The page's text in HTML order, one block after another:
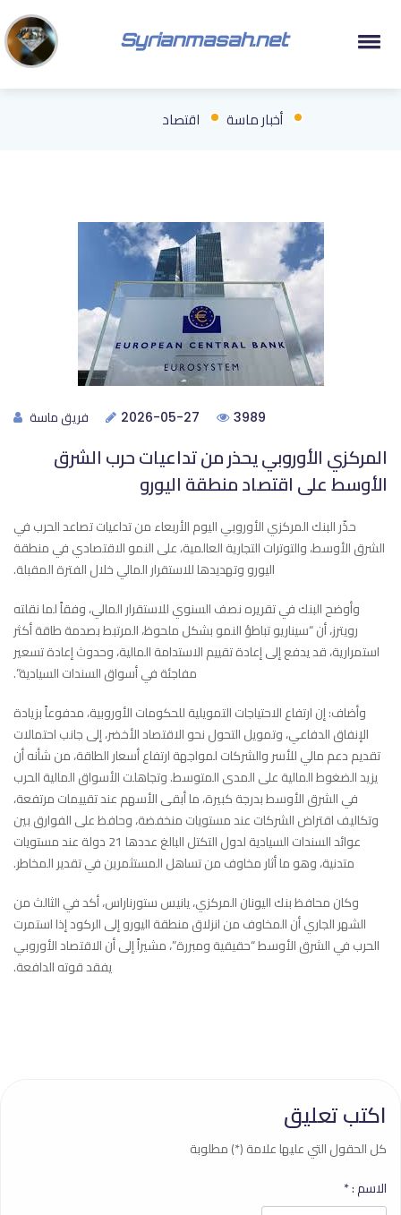
Syrianmasah.net
أخبار ماسة اقتصاد
فريق ماسة 2026-05-27 3989
المركزي الأوروبي يحذر من تداعيات حرب الشرق
الأوسط على اقتصاد منطقة اليورو
حذّر البنك المركزي الأوروبي اليوم الأربعاء من تداعيات تصاعد الحرب في
الشرق الأوسط، والتوترات التجارية العالمية، ‏على النمو الاقتصادي في منطقة
اليورو وتهديدها للاستقرار المالي خلال الفترة المقبلة.‏
وأوضح البنك في تقريره نصف السنوي للاستقرار المالي، وفقاً لما نقلته
رويترز، أن “سيناريو تباطؤ النمو بشكل ملحوظ، ‏المرتبط بصدمة طاقة أكثر
استمرارية، قد يدفع إلى إعادة تقييم الاستدامة المالية، وحدوث إعادة تسعير
مفاجئة في أسواق ‏السندات السيادية”.‏
وأضاف: إن ارتفاع الاحتياجات التمويلية للحكومات الأوروبية، مدفوعاً بزيادة
الإنفاق الدفاعي، وتمويل التحول نحو الاقتصاد ‏الأخضر، إلى جانب احتمالات
تقديم دعم مالي للأسر والشركات لمواجهة ارتفاع أسعار الطاقة، من شأنه أن
يزيد الضغوط ‏المالية على المدى المتوسط.‏ وتجاهلت الأسواق المالية الحرب
في الشرق الأوسط بدرجة كبيرة، ما أبقى الأسهم عند تقييمات مرتفعة،
وتكاليف اقتراض ‏الشركات عند ⁠مستويات منخفضة، وحافظ على الفوارق بين
عوائد السندات السيادية لدول التكتل البالغ عددها 21 دولة عند ‏مستويات
متدنية، وهو ما أثار مخاوف من تساهل المستثمرين في تقدير المخاطر.‏
وكان محافظ بنك اليونان المركزي، يانيس ستورناراس، أكد في الثالث من
الشهر الجاري أن المخاوف من انزلاق منطقة ‏اليورو إلى الركود إذا استمرت
الحرب في الشرق الأوسط “حقيقية ومبررة”، مشيراً إلى أن الاقتصاد الأوروبي
يفقد قوته ‏الدافعة.‏
اكتب تعليق
كل الحقول التي عليها علامة (*) مطلوبة
الاسم :*